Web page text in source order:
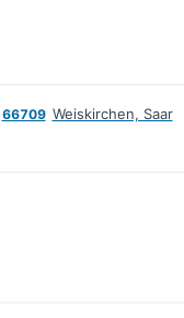
66709 Weiskirchen, Saar